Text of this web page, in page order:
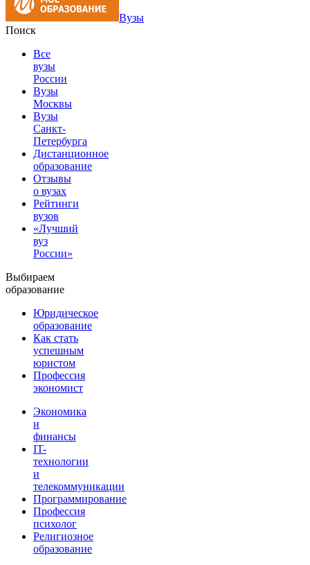
Вузы
Поиск
Все
вузы
России
Вузы
Москвы
Вузы
Санкт-
Петербурга
Дистанционное
образование
Отзывы
о вузах
Рейтинги
вузов
«Лучший
вуз
России»
Выбираем
образование
Юридическое
образование
Как стать
успешным
юристом
Профессия
экономист
Экономика
и
финансы
IT-
технологии
и
телекоммуникации
Программирование
Профессия
психолог
Религиозное
образование